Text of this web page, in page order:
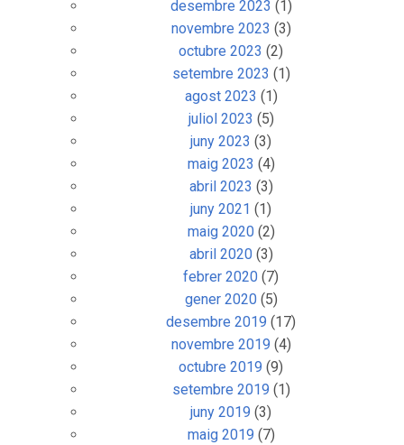
desembre 2023 (1)
novembre 2023 (3)
octubre 2023 (2)
setembre 2023 (1)
agost 2023 (1)
juliol 2023 (5)
juny 2023 (3)
maig 2023 (4)
abril 2023 (3)
juny 2021 (1)
maig 2020(2)
abril 2020(3)
febrer 2020 (7)
gener 2020(5)
desembre 2019 (17)
novembre 2019 (4)
octubre 2019 (9)
setembre 2019 (1)
juny 2019 (3)
maig 2019 (7)